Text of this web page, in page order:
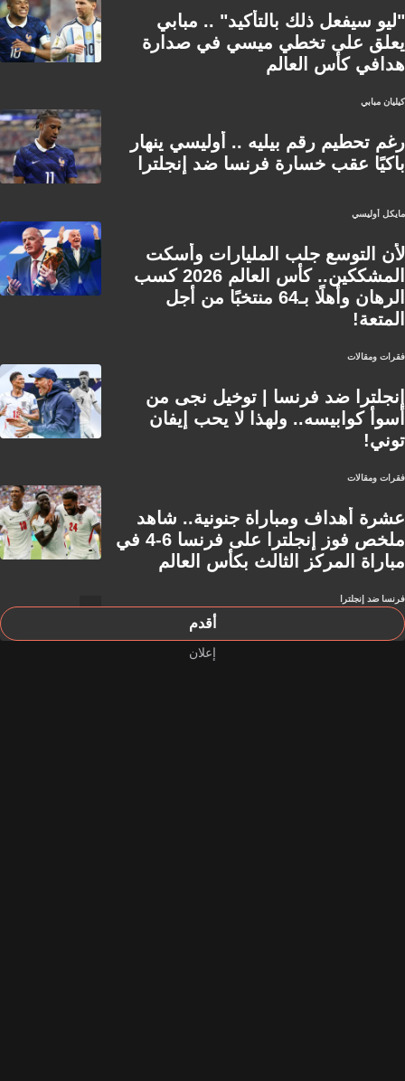
"ليو سيفعل ذلك بالتأكيد" .. مبابي
يعلق على تخطي ميسي في صدارة
هدافي كأس العالم
كيليان مبابي
رغم تحطيم رقم بيليه .. أوليسي ينهار
باكيًا عقب خسارة فرنسا ضد إنجلترا
مايكل أوليسي
لأن التوسع جلب المليارات وأسكت
المشككين.. كأس العالم 2026 كسب
الرهان وأهلًا بـ64 منتخبًا من أجل
المتعة!
فقرات ومقالات
إنجلترا ضد فرنسا | توخيل نجى من
أسوأ كوابيسه.. ولهذا لا يحب إيفان
توني!
فقرات ومقالات
عشرة أهداف ومباراة جنونية.. شاهد
ملخص فوز إنجلترا على فرنسا 6-4 في
مباراة المركز الثالث بكأس العالم
فرنسا ضد إنجلترا
أقدم